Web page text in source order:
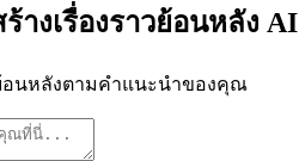
างเรื่องราวย้อนหลัง AI
อนหลังตามคำแนะนำของคุณ